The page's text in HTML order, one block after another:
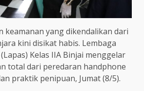
keamanan yang dikendalikan dari
kini disikat habis. Lembaga
Kelas IIA Binjai menggelar
total dari peredaran handphone
praktik penipuan, Jumat (8/5).